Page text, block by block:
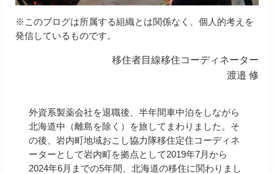
※このブログは所属する組織とは関係なく、個人的考えを
発信しているものです。
移住者目線移住コーディネーター
渡邉 修
外資系製薬会社を退職後、半年間車中泊をしながら
北海道中（離島を除く）を旅してまわりました。そ
の後、岩内町地域おこし協力隊移住定住コーディネ
ーターとして岩内町を拠点として2019年7月から
2024年6月までの5年間、北海道の移住に関わりまし